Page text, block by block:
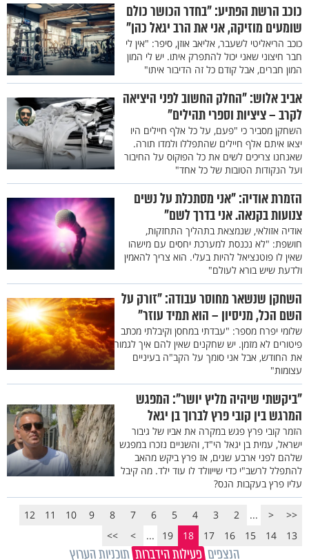
כוכב הרשת הפתיע: "בחדר הכושר כולם
שומעים מוזיקה, אני את הרב יגאל כהן"
כוכב הריאליטי לשעבר, אליאב אוזן, סיפר: "אין לי
חבר חיצוני שאני יכול להתפרק איתו. יש לי המון
המון חברים, אבל קודם כל זה הדיבור איתו"
אביב אלוש: "החלק החשוב לפני היציאה
לקרב – ציציות וספרי תהילים"
השחקן מסביר כי "פעם, על כל אלף חיילים היו
יצאו איתם אלף חיילים שהתפללו ולמדו תורה.
שאנחנו צריכים לשים את כל הפוקוס על החיבור
ועל הנקודות הטובות של כל אחד"
הזמרת אודיה: "אני מסתכלת על נשים
צנועות בקנאה. אני בדרך לשם"
אודיה אזולאי, שנמצאת בתהליך התחזקות,
חושפת: "לא נכנסת למערכת יחסים עם מישהו
שאין לו פוטנציאל להיות בעלי. הוא צריך להאמין
ולדעת שיש בורא לעולם"
השחקן שנשאר מחוסר עבודה: "זורק על
השם הכל, מניסיון – הוא תמיד עוזר"
שלומי יפרח מספר: "עבדתי במחסן וקיבלתי מכתב
פיטורים לא מזמן. יש שחקנים שאין להם איך לגמור
את החודש, אבל אני סומך על הקב"ה בעיניים
עצומות"
"ביקשתי שיהיה מליץ יושר": המפגש
המרגש בין קובי פרץ לברוך בן יגאל
הזמר קובי פרץ פגש במקרה את אביו של גיבור
ישראל, עמית בן יגאל הי"ד, והשניים נזכרו במפגש
שלהם לפני ארבע שנים, אז פרץ ביקש מהאב
להתפלל לרשב"י כדי שייוולד לו עוד ילד. מה קיבל
עליו פרץ בעקבות הנס?
<<
<
...
2
3
4
5
6
7
8
9
10
11
12
13
14
15
16
17
18
19
...
>
>>
הנצפים פעילות הידברות תוכניות הערוץ